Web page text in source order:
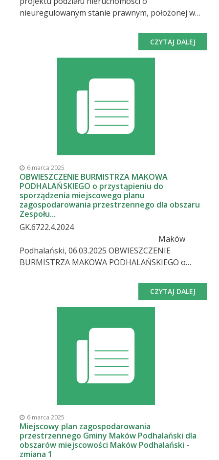
nieuregulowanym stanie prawnym, położonej w
Podhalański, oznaczonej w ewidencji gruntów jako
CZYTAJ DALEJ
6 marca 2025
OBWIESZCZENIE BURMISTRZA MAKOWA
PODHALAŃSKIEGO o przystąpieniu do
sporządzenia miejscowego planu
zagospodarowania przestrzennego dla obszaru
Zespołu...
GK.6722.4.2024
Maków
Podhalański, 06.03.2025 OBWIESZCZENIE
BURMISTRZA MAKOWA PODHALAŃSKIEGO o
zagospodarowania przestrzennego dla obszaru
Zespołu Opieki Zdrowotnej Szpitala Rejonowego w
Makowie Podhalańskim w gminie Maków
dnia 27 marca 2003 r. o planowaniu i
zagospodarowaniu przestrzennym (Dz. U. z 2024
r., poz. 1130 z późn. zm.) oraz art. 39 ust. 1 ustawy z
dnia 3 października 2008 r. o udostęp
CZYTAJ DALEJ
6 marca 2025
Miejscowy plan zagospodarowania
przestrzennego Gminy Maków Podhalański dla
obszarów miejscowości Maków Podhalański -
zmiana 1